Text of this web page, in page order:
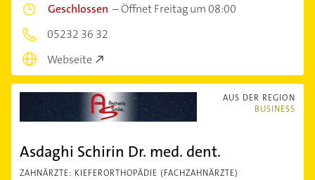
Geschlossen –Öffnet Freitag um 08:00
05232 36 32
Webseite
AUS DER REGION
BUSINESS
Asdaghi Schirin Dr. med. dent.
ZAHNÄRZTE: KIEFERORTHOPÄDIE (FACHZAHNÄRZTE)